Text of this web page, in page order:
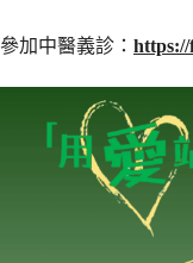
參加中醫義診：